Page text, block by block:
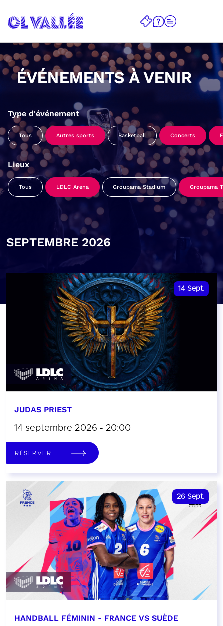
ÉVÉNEMENTS À VENIR
Type d'événement
Tous Autres sports Basketball Concerts
Lieux
Tous LDLC Arena Groupama Stadium Groupama
SEPTEMBRE 2026
14 Sept.
JUDAS PRIEST
14 septembre 2026 - 20:00
RÉSERVER
26 Sept.
HANDBALL FÉMININ - FRANCE VS SUÈDE